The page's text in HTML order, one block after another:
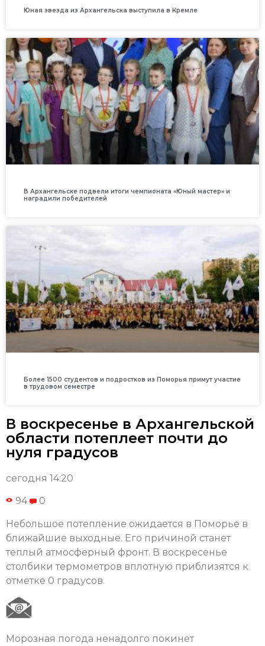
Юная звезда из Архангельска выступила в Кремле
В Архангельске подвели итоги чемпионата «Юный мастер» и
наградили победителей
Более 1500 студентов и подростков из Поморья примут участие
в трудовом семестре
В воскресенье в Архангельской
области потеплеет почти до
нуля градусов
сегодня 14:20
94 0
Небольшое потепление ожидается в Поморье в
ближайшие выходные. Его причиной станет
теплый атмосферный фронт. В воскресенье
столбики термометров вплотную приблизятся к
отметке 0 градусов.
Морозная погода ненадолго покинет